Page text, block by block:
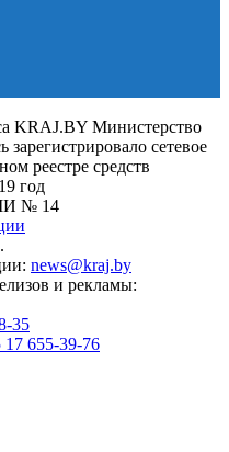
KRAJ.BY Министерство
сетевое
реестре средств
год
№ 14
news@kraj.by
и рекламы:
35
17 655-39-76